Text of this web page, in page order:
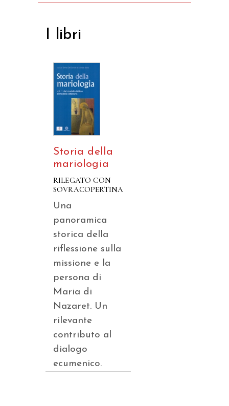
I libri
Storia della
mariologia
RILEGATO CON
SOVRACOPERTINA
Una
panoramica
storica della
riflessione sulla
missione e la
persona di
Maria di
Nazaret. Un
rilevante
contributo al
dialogo
ecumenico.